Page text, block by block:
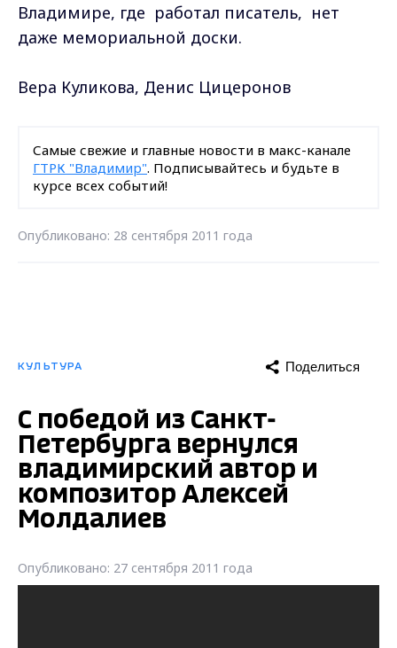
Владимире, где работал писатель, нет
даже мемориальной доски.
Вера Куликова, Денис Цицеронов
Самые свежие и главные новости в макс-канале
ГТРК "Владимир". Подписывайтесь и будьте в
курсе всех событий!
Опубликовано: 28 сентября 2011 года
КУЛЬТУРА Поделиться
С победой из Санкт-
Петербурга вернулся
владимирский автор и
композитор Алексей
Молдалиев
Опубликовано: 27 сентября 2011 года